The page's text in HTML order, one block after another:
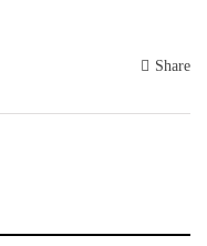
Share